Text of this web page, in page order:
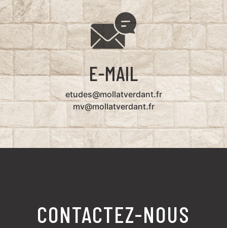
E-MAIL
etudes@mollatverdant.fr
mv@mollatverdant.fr
CONTACTEZ-NOUS